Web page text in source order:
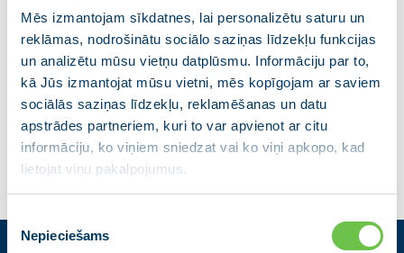
Mēs izmantojam sīkdatnes, lai personalizētu saturu un
reklāmas, nodrošinātu sociālo saziņas līdzekļu funkcijas
un analizētu mūsu vietņu datplūsmu. Informāciju par to,
kā Jūs izmantojat mūsu vietni, mēs kopīgojam ar saviem
sociālās saziņas līdzekļu, reklamēšanas un datu
apstrādes partneriem, kuri to var apvienot ar citu
informāciju, ko viņiem sniedzat vai ko viņi apkopo, kad
lietojat viņu pakalpojumus.
Piekrišanas
izvēle
Nepieciešams
Andis Zariņš
Alūksnes novada domes deputāts